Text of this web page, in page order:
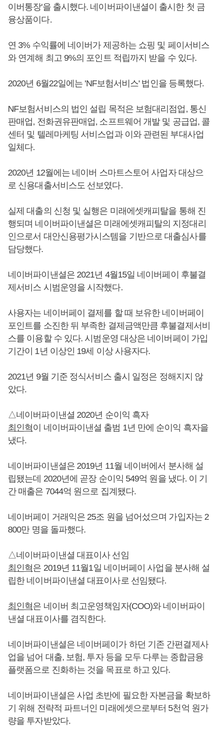
이버통장'을 출시했다. 네이버파이낸셜이 출시한 첫 금
융상품이다.
연 3% 수익률에 네이버가 제공하는 쇼핑 및 페이서비스
와 연계해 최고 9%의 포인트 적립까지 받을 수 있다.
2020년 6월22일에는 'NF보험서비스' 법인을 등록했다.
NF보험서비스의 법인 설립 목적은 보험대리점업, 통신
판매업, 전화권유판매업, 소프트웨어 개발 및 공급업, 콜
센터 및 텔레마케팅 서비스업과 이와 관련된 부대사업
일체다.
2020년 12월에는 네이버 스마트스토어 사업자 대상으
로 신용대출서비스도 선보였다.
실제 대출의 신청 및 실행은 미래에셋캐피탈을 통해 진
행되며 네이버파이낸셜은 미래에셋캐피탈의 지정대리
인으로서 대안신용평가시스템을 기반으로 대출심사를
담당했다.
네이버파이낸셜은 2021년 4월15일 네이버페이 후불결
제서비스 시범운영을 시작했다.
사용자는 네이버페이 결제를 할 때 보유한 네이버페이
포인트를 소진한 뒤 부족한 결제금액만큼 후불결제서비
스를 이용할 수 있다. 시범운영 대상은 네이버페이 가입
기간이 1년 이상인 19세 이상 사용자다.
2021년 9월 기준 정식서비스 출시 일정은 정해지지 않
았다.
△네이버파이낸셜 2020년 순이익 흑자
최인혁이 네이버파이낸셜 출범 1년 만에 순이익 흑자을
냈다.
네이버파이낸셜은 2019년 11월 네이버에서 분사해 설
립됐는데 2020년에 곧장 순이익 549억 원을 냈다. 이 기
간 매출은 7044억 원으로 집계됐다.
네이버페이 거래익은 25조 원을 넘어섰으며 가입자는 2
800만 명을 돌파했다.
△네이버파이낸셜 대표이사 선임
최인혁은 2019년 11월1일 네이버페이 사업을 분사해 설
립한 네이버파이낸셜 대표이사로 선임됐다.
최인혁은 네이버 최고운영책임자(COO)와 네이버파이
낸셜 대표이사를 겸직한다.
네이버파이낸셜은 네이버페이가 하던 기존 간편결제사
업을 넘어 대출, 보험, 투자 등을 모두 다루는 종합금융
플랫폼으로 진화하는 것을 목표로 하고 있다.
네이버파이낸셜은 사업 초반에 필요한 자본금을 확보하
기 위해 전략적 파트너인 미래에셋으로부터 5천억 원가
량을 투자받았다.